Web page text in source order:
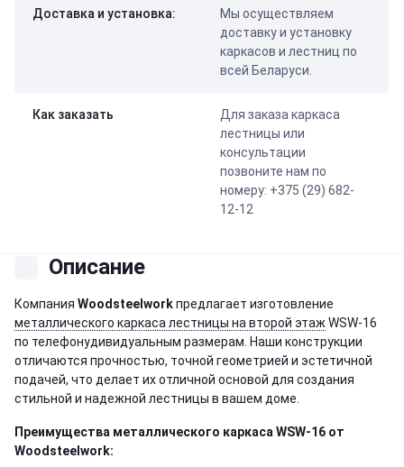
Доставка и установка:
Мы осуществляем
доставку и установку
каркасов и лестниц по
всей Беларуси.
Как заказать
Для заказа каркаса
лестницы или
консультации
позвоните нам по
номеру: +375 (29) 682-
12-12
Описание
Компания Woodsteelworkпредлагает изготовление
металлического каркаса лестницы на второй этажWSW-16
по телефонудивидуальным размерам. Наши конструкции
отличаются прочностью, точной геометрией и эстетичной
подачей, что делает их отличной основой для создания
стильной и надежной лестницы в вашем доме.
Преимущества металлического каркасаWSW-16 от
Woodsteelwork: